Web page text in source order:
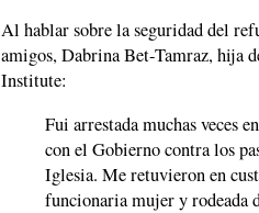
Al hablar sobre la seguridad del
amigos, Dabrina Bet-Tamraz, hija
Institute:
Fui arrestada muchas veces
con el Gobierno contra los
Iglesia. Me retuvieron en
funcionaria mujer y rodeada